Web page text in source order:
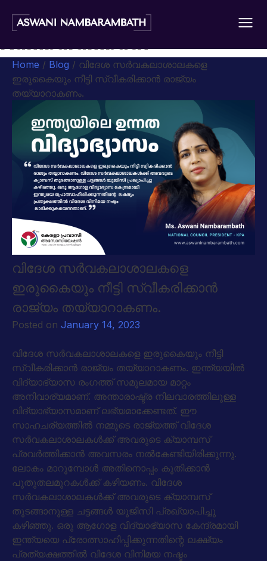
Author:Aswani
Nambarambath
Home / Blog / വിദേശ സർവകലാശാലകളെ
ഇരുകൈയും നീട്ടി സ്വീകരിക്കാൻ രാജ്യം
തയ്യാറാകണം.
വിദേശ സർവകലാശാലകളെ
ഇരുകൈയും നീട്ടി സ്വീകരിക്കാൻ
രാജ്യം തയ്യാറാകണം.
Posted on January 14, 2023
വിദേശ സർവകലാശാലകളെ ഇരുകൈയും നീട്ടി
സ്വീകരിക്കാൻ രാജ്യം തയ്യാറാകണം. ഇന്ത്യയിൽ
വിദ്യാഭ്യാസ രംഗത്ത് സമൂലമായ മാറ്റം
അനിവാര്യമാണ്. അന്താരാഷ്ട്ര നിലവാരത്തിലുള്ള
വിദ്യാഭ്യാസമാണ് ലഭ്യമാക്കേണ്ടത്. ഈ
സാഹചര്യത്തിൽ നമ്മുടെ രാജ്യത്ത് വിദേശ
സർവകലാശാലകൾക്ക് അവരുടെ ക്യാമ്പസ്
പ്രവർത്തിക്കാൻ അവസരം നൽകേണ്ടിയിരിക്കുന്നു.
ലോകം മാറുമ്പോൾ അതിനൊപ്പം കുതിക്കാൻ
പുതുതലമുറകൾക്ക് കഴിയണം. വിദേശ
സർവകലാശാലകൾക്ക് അവരുടെ ക്യാമ്പസ്
തുടങ്ങാനുള്ള ചട്ടങ്ങൾ യുജിസി പ്രഖ്യാപിച്ചു
കഴിഞ്ഞു. ഒരു ആഗോള വിദ്യാഭ്യാസ കേന്ദ്രമായി
ഇന്ത്യയെ പ്രോത്സാഹിപ്പിക്കുന്നതിന്റെ ലക്ഷ്യം
പ്രത്യക്ഷത്തിൽ വിദേശ വിനിമയ നഷ്ടം